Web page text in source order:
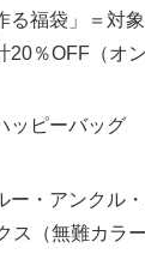
る福袋」＝対
20％OFF（オ
ッピーバッグ
ー・アンクル
ス（無難カラー